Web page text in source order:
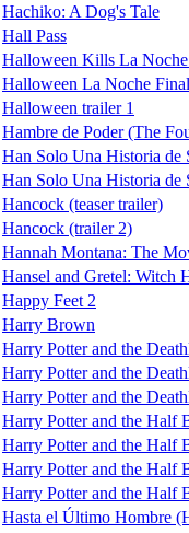
Hachiko: A Dog's Tale
Hall Pass
Halloween Kills La
Halloween La Noche Final
Halloween trailer 1
Hambre de Poder (The
Han Solo Una Historia de
Han Solo Una Historia de
Hancock (teaser trailer)
Hancock (trailer 2)
Hannah Montana: The
Hansel and Gretel: Witch
Happy Feet 2
Harry Brown
Harry Potter and the
Harry Potter and the
Harry Potter and the
Harry Potter and the Half
Harry Potter and the Half
Harry Potter and the Half
Harry Potter and the Half
Hasta el Último Hombre